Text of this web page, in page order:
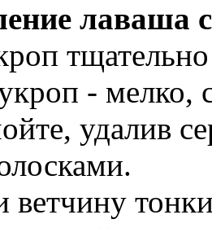
лаваша
- мелко,
удалив
ветчину